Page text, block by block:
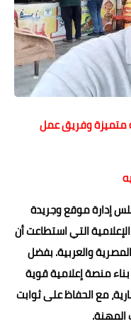
وقضايا
والجمال
متميزة وفريق عمل
إدارة موقع وجريدة
التي استطاعت أن
والعربية. بفضل
منصة إعلامية قوية
مع الحفاظ على ثوابت
المهنة.